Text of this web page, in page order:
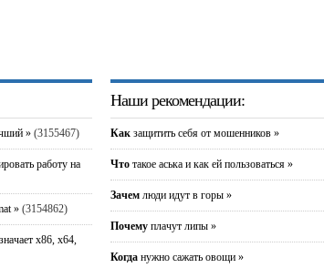
» (3155467)
работу на
» (3154862)
x86, x64,
Наши рекомендации:
Как защитить себя от мошенников »
Что такое аська и как ей пользоваться »
Зачем люди идут в горы »
Почему плачут липы »
Когда нужно сажать овощи »